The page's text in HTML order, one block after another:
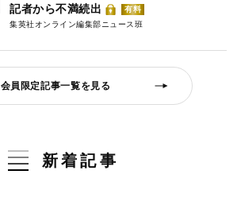
記者から不満続出
有料
集英社オンライン編集部ニュース班
会員限定記事一覧を見る
新着記事